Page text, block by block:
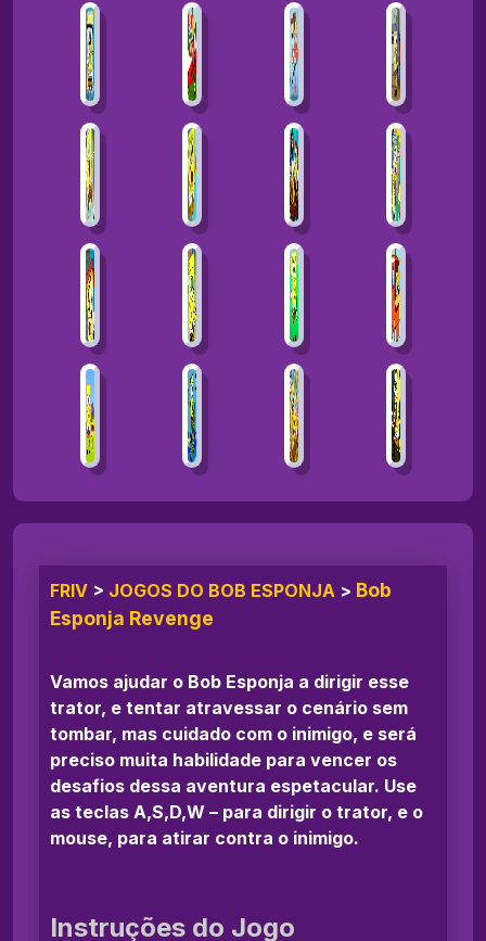
FRIV > JOGOS DO BOB ESPONJA > Bob
Esponja Revenge
Vamos ajudar o Bob Esponja a dirigir esse
trator, e tentar atravessar o cenário sem
tombar, mas cuidado com o inimigo, e será
preciso muita habilidade para vencer os
desafios dessa aventura espetacular. Use
as teclas A,S,D,W – para dirigir o trator, e o
mouse, para atirar contra o inimigo.
Instruções do Jogo